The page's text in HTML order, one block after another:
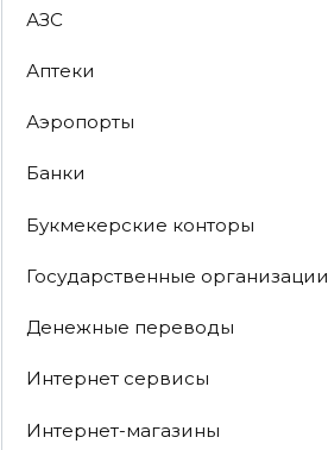
АЗС
Аптеки
Аэропорты
Банки
Букмекерские конторы
Государственные организации
Денежные переводы
Интернет сервисы
Интернет-магазины